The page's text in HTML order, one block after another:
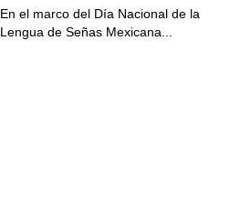
En el marco del Día Nacional de la
Lengua de Señas Mexicana...